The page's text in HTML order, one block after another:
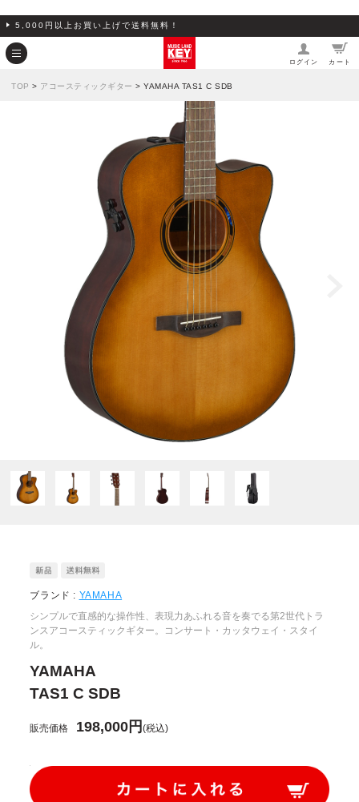
5,000円以上お買い上げで送料無料！
ログイン カート
TOP > アコースティックギター > YAMAHA TAS1 C SDB
ブランド : YAMAHA
シンプルで直感的な操作性、表現力あふれる音を奏でる第2世代トラ
ンスアコースティックギター。コンサート・カッタウェイ・スタイ
ル。
YAMAHA
TAS1 C SDB
販売価格 198,000円(税込)